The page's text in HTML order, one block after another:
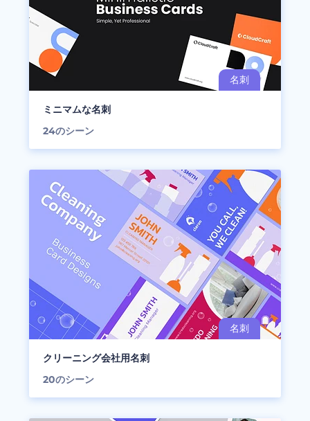
ミニマムな名刺
24のシーン
クリーニング会社用名刺
20のシーン